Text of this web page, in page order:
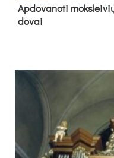
Ap­do­va­no­ti
do­vai